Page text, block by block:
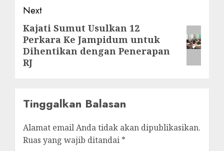
Next
Next
post:
Kajati Sumut Usulkan 12
Perkara Ke Jampidum untuk
Dihentikan dengan Penerapan
RJ
Tinggalkan Balasan
Alamat email Anda tidak akan dipublikasikan.
Ruas yang wajib ditandai *